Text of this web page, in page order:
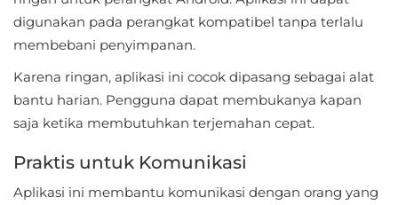
Shopping
Social
Sport
Sports
digunakan pada perangkat kompatibel tanpa terlalu
membebani penyimpanan.
Karena ringan, aplikasi ini cocok dipasang sebagai alat
bantu harian. Pengguna dapat membukanya kapan
saja ketika membutuhkan terjemahan cepat.
Praktis untuk Komunikasi
Aplikasi ini membantu komunikasi dengan orang yang